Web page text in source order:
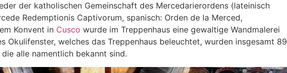
der katholischen Gemeinschaft des Mercedarierordens (lateinisch
Redemptionis Captivorum, spanisch: Orden de la Merced,
Konvent in Cusco wurde im Treppenhaus eine gewaltige Wandmalerei
Okulifenster, welches das Treppenhaus beleuchtet, wurden insgesamt 89
alle namentlich bekannt sind.